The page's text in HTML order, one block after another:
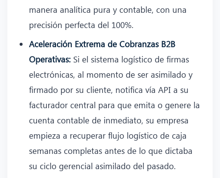
manera analítica pura y contable, con una
precisión perfecta del 100%.
Aceleración Extrema de Cobranzas B2B
Operativas: Si el sistema logístico de firmas
electrónicas, al momento de ser asimilado y
firmado por su cliente, notifica vía API a su
facturador central para que emita o genere la
cuenta contable de inmediato, su empresa
empieza a recuperar flujo logístico de caja
semanas completas antes de lo que dictaba
su ciclo gerencial asimilado del pasado.